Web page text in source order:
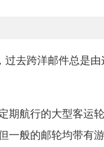
过去跨洋邮件总是
期航行的大型客运
一般的邮轮均带有